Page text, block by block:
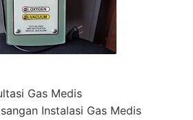
Gas Medis
Instalasi Gas Medis